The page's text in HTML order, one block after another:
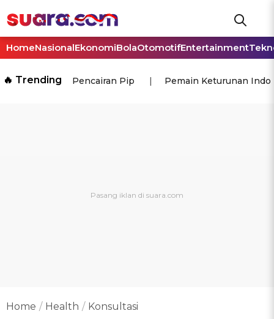
HomeNasionalEkonomiBolaOtomotifEntertainment
🔥 Trending Pencairan Pip Pemain Keturunan
Home Health Konsultasi